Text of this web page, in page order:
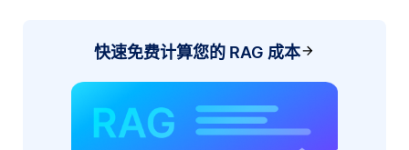
快速免费计算您的 RAG 成本